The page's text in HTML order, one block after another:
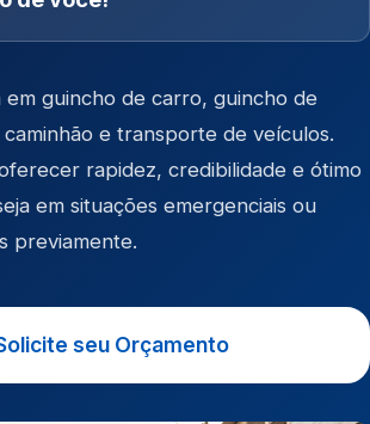
em guincho de carro, guincho de
e transporte de veículos.
rapidez, credibilidade e ótimo
em situações emergenciais ou
previamente.
seu Orçamento